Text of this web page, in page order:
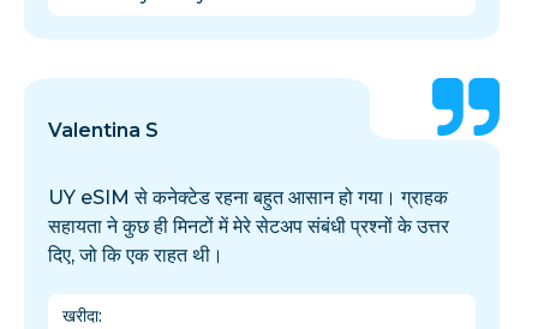
Valentina S
UY eSIM से कनेक्टेड रहना बहुत आसान हो गया। ग्राहक
सहायता ने कुछ ही मिनटों में मेरे सेटअप संबंधी प्रश्नों के उत्तर
दिए, जो कि एक राहत थी।
खरीदा: